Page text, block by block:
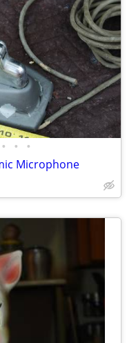
• • •
Microphone